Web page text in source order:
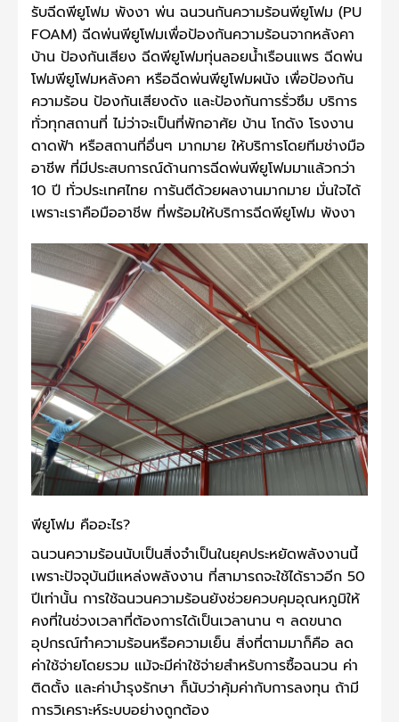
รับฉีดพียูโฟม พังงา พ่น ฉนวนกันความร้อนพียูโฟม (PU
FOAM) ฉีดพ่นพียูโฟมเพื่อป้องกันความร้อนจากหลังคา
บ้าน ป้องกันเสียง ฉีดพียูโฟมทุ่นลอยน้ำเรือนแพร ฉีดพ่น
โฟมพียูโฟมหลังคา หรือฉีดพ่นพียูโฟมผนัง เพื่อป้องกัน
ความร้อน ป้องกันเสียงดัง และป้องกันการรั่วซึม บริการ
ทั่วทุกสถานที่ ไม่ว่าจะเป็นที่พักอาศัย บ้าน โกดัง โรงงาน
ดาดฟ้า หรือสถานที่อื่นๆ มากมาย ให้บริการโดยทีมช่างมือ
อาชีพ ที่มีประสบการณ์ด้านการฉีดพ่นพียูโฟมมาแล้วกว่า
10 ปี ทั่วประเทศไทย การันตีด้วยผลงานมากมาย มั่นใจได้
เพราะเราคือมืออาชีพ ที่พร้อมให้บริการฉีดพียูโฟม พังงา
พียูโฟม คืออะไร?
ฉนวนความร้อนนับเป็นสิ่งจำเป็นในยุคประหยัดพลังงานนี้
เพราะปัจจุบันมีแหล่งพลังงาน ที่สามารถจะใช้ได้ราวอีก 50
ปีเท่านั้น การใช้ฉนวนความร้อนยังช่วยควบคุมอุณหภูมิให้
คงที่ในช่วงเวลาที่ต้องการได้เป็นเวลานาน ๆ ลดขนาด
อุปกรณ์ทำความร้อนหรือความเย็น สิ่งที่ตามมาก็คือ ลด
ค่าใช้จ่ายโดยรวม แม้จะมีค่าใช้จ่ายสำหรับการซื้อฉนวน ค่า
ติดตั้ง และค่าบำรุงรักษา ก็นับว่าคุ้มค่ากับการลงทุน ถ้ามี
การวิเคราะห์ระบบอย่างถูกต้อง